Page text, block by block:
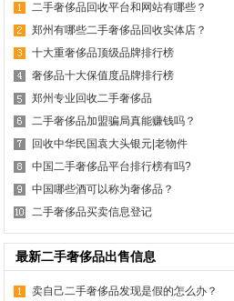
二手奢侈品回收平台和网站有哪些？
郑州有哪些二手奢侈品回收实体店？
十大重奢侈品顶级品牌排行榜
奢侈品十大保值度品牌排行榜
郑州专业回收二手奢侈品
二手奢侈品加盟骗局真能赚钱吗？
回收中华民国袁大头银元|老物件
中国二手奢侈品平台排行榜有吗?
中国哪些酒可以称为奢侈品？
二手奢侈品买卖信息登记
最新二手奢侈品出售信息
卖自己二手奢侈品发现是假的怎么办？